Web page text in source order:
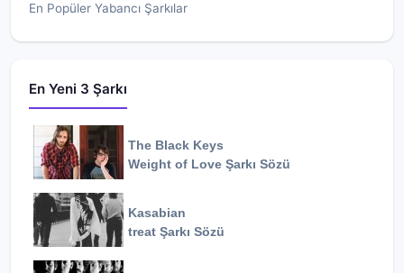
En Popüler Yabancı Şarkılar
En Yeni 3 Şarkı
The Black Keys
Weight of Love Şarkı Sözü
Kasabian
treat Şarkı Sözü